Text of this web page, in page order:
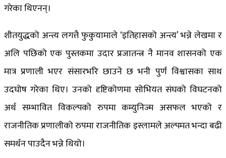
गरेका थिएनन्।
शीतयुद्धको अन्त्य लगत्तै फुकुयामाले ‘इतिहासको अन्त्य’ भन्ने लेखमा र
अलि पछिको एक पुस्तकमा उदार प्रजातन्त्र नै मानव शासनको एक
मात्र प्रणाली भएर संसारभरि छाउने छ भनी पुर्ण विश्वासका साथ
उदघोष गरेका थिए। उनको दृष्टिकोणमा सोभियत संघको विघटनको
अर्थ सम्भावित विकल्पको रुपमा कम्युनिज्म असफल भएको र
राजनीतिक प्रणालीको रुपमा राजनीतिक इस्लामले अल्पमत भन्दा बढी
समर्थन पाउदैन भन्ने थियो।